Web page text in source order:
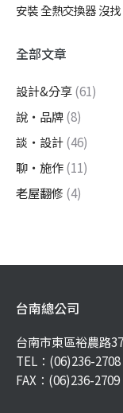
安裝 全熱交換器 沒
全部文章
設計&分享(61)
說・品牌(8)
談・設計(46)
聊・施作(11)
老屋翻修 (4)
台南總公司
台南市東區裕農路
TEL： (06)236-2708
FAX：(06)236-2709